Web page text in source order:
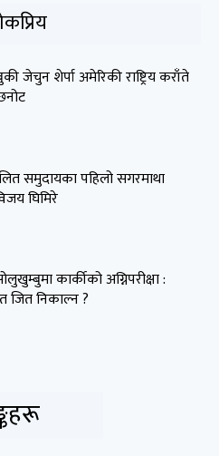
जेचुन शेर्पा अमेरिकी राष्ट्रिय कराँते
समुदायका पहिलो सगरमाथा
घिमिरे
कार्कीको अग्निपरीक्षा :
जित निकाल्न ?